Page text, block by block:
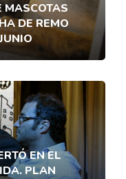
MASCOTAS
DE REMO
EN EL
PLAN